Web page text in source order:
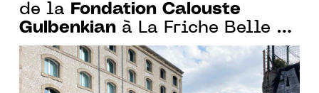
de la
Fondation Calouste
Gulbenkian à La Friche Belle de
Mai et à la Bibliothèque
Gulbenkian et lancement du 4ᵉ
Prix Art Ensemble avec le